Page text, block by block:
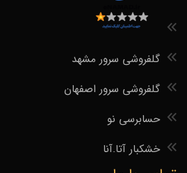
گلفروشی سرور مشهد
گلفروشی سرور اصفهان
حسابرسی نو
خشکبار آتا.آنا